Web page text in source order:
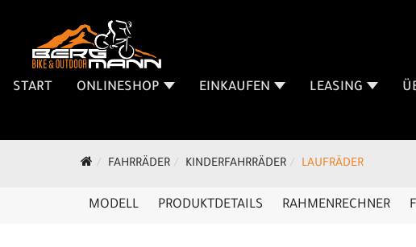
START ONLINESHOP EINKAUFEN LEASING
FAHRRÄDER KINDERFAHRRÄDER LAUFRÄDER
MODELL PRODUKTDETAILS RAHMENRECHNER